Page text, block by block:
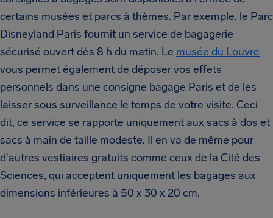
certains musées et parcs à thèmes. Par exemple, le Parc
Disneyland Paris fournit un service de bagagerie
sécurisé ouvert dès 8 h du matin. Le musée du Louvre
vous permet également de déposer vos effets
personnels dans une consigne bagage Paris et de les
laisser sous surveillance le temps de votre visite. Ceci
dit, ce service se rapporte uniquement aux sacs à dos et
sacs à main de taille modeste. Il en va de même pour
d'autres vestiaires gratuits comme ceux de la Cité des
Sciences, qui acceptent uniquement les bagages aux
dimensions inférieures à 50 x 30 x 20 cm.